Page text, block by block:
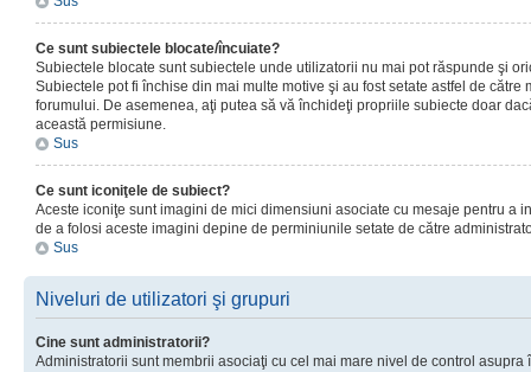
Ce sunt subiectele blocate/încuiate?
Subiectele blocate sunt subiectele unde utilizatorii nu mai pot răspunde şi
Subiectele pot fi închise din mai multe motive şi au fost setate astfel de către
forumului. De asemenea, aţi putea să vă închideţi propriile subiecte doar
această permisiune.
Sus
Ce sunt iconiţele de subiect?
Aceste iconiţe sunt imagini de mici dimensiuni asociate cu mesaje pentru a
de a folosi aceste imagini depine de perminiunile setate de către
Sus
Niveluri de utilizatori şi grupuri
Cine sunt administratorii?
Administratorii sunt membrii asociaţi cu cel mai mare nivel de control asupra